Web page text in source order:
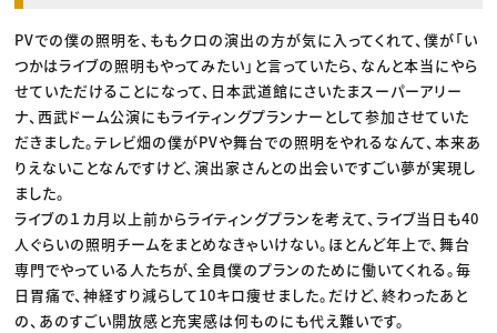
PVでの僕の照明を、ももクロの演出の方が気に入ってくれて、僕が「い
つかはライブの照明もやってみたい」と言っていたら、なんと本当にやら
せていただけることになって、日本武道館にさいたまスーパーアリー
ナ、西武ドーム公演にもライティングプランナーとして参加させていた
だきました。テレビ畑の僕がPVや舞台での照明をやれるなんて、本来あ
りえないことなんですけど、演出家さんとの出会いですごい夢が実現し
ました。
ライブの１カ月以上前からライティングプランを考えて、ライブ当日も40
人ぐらいの照明チームをまとめなきゃいけない。ほとんど年上で、舞台
専門でやっている人たちが、全員僕のプランのために働いてくれる。毎
日胃痛で、神経すり減らして10キロ痩せました。だけど、終わったあと
の、あのすごい開放感と充実感は何ものにも代え難いです。